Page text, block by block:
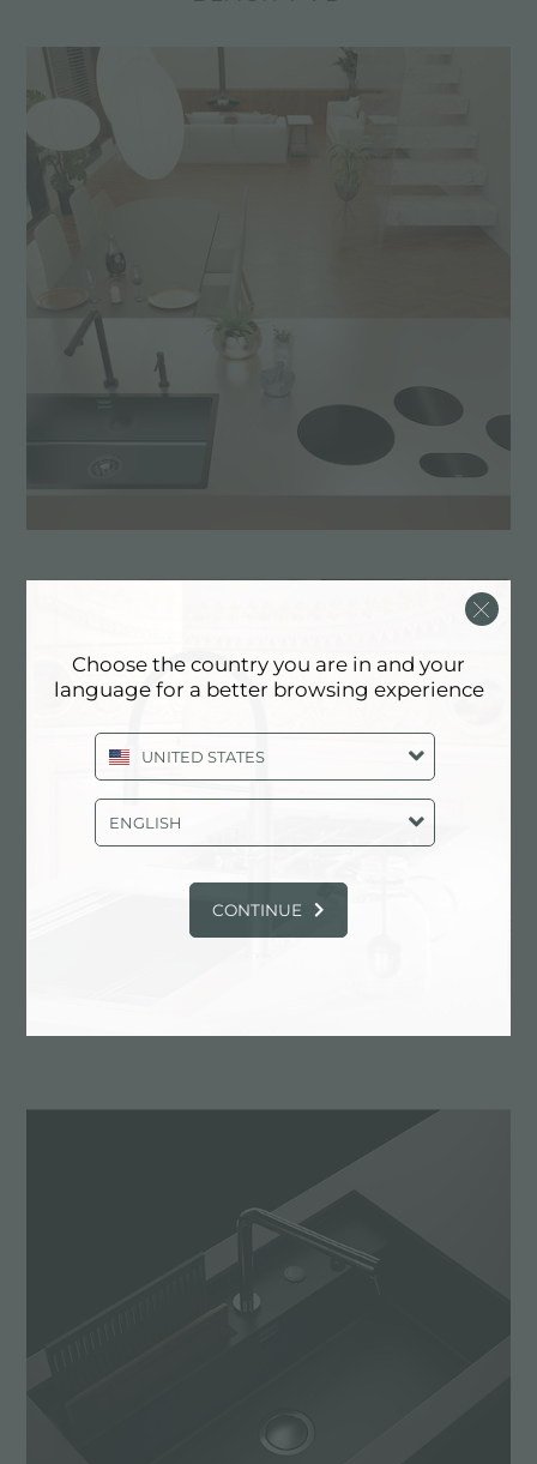
Choose the country you are in and your
language for a better browsing experience
UNITED STATES
ENGLISH
CONTINUE